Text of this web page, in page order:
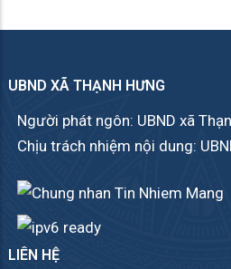
UBND XÃ THẠNH HƯNG
Người phát ngôn: UBND xã
Chịu trách nhiệm nội dung:
LIÊN HỆ